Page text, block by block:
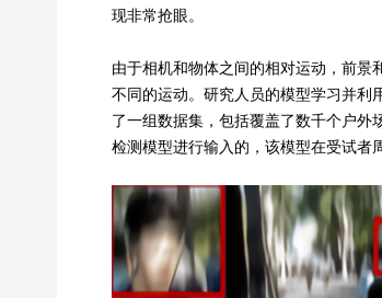
现非常抢眼。
由于相机和物体之间的相对运动，前
不同的运动。研究人员的模型学习并利
了一组数据集，包括覆盖了数千个户
检测模型进行输入的，该模型在受试者